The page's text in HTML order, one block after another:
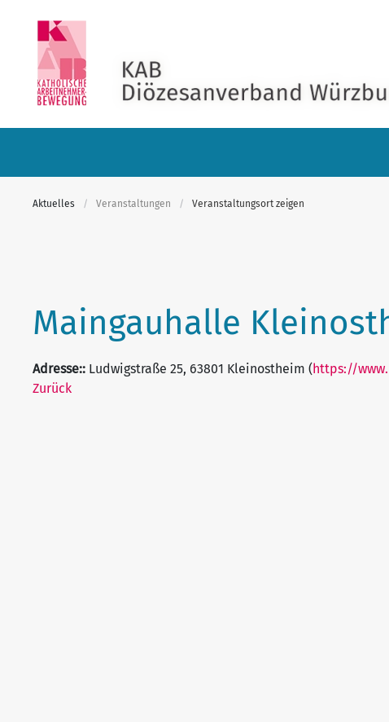
Skip to main content
Aktuelles Veranstaltungen Veranstaltungsort zeigen
Maingauhalle
Adresse:: Ludwigstraße 25, 63801 Kleinostheim (https://
Zurück